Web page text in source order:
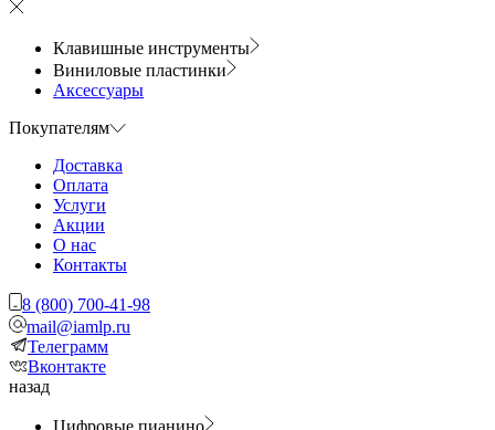
Клавишные инструменты
Виниловые пластинки
Аксессуары
Покупателям
Доставка
Оплата
Услуги
Акции
О нас
Контакты
8 (800) 700-41-98
mail@iamlp.ru
Телеграмм
Вконтакте
назад
Цифровые пианино